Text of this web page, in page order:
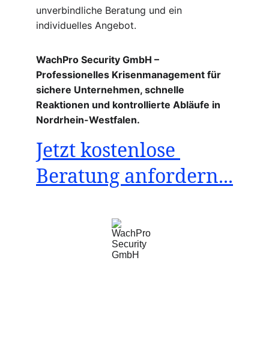
unverbindliche Beratung und ein
individuelles Angebot.
WachPro Security GmbH –
Professionelles Krisenmanagement für
sichere Unternehmen, schnelle
Reaktionen und kontrollierte Abläufe in
Nordrhein-Westfalen.
Jetzt kostenlose
Beratung anfordern...